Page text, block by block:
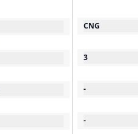
CNG
3
-
-